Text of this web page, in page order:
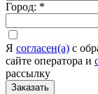
Город: *
Я согласен(а) c
сайте оператора и
рассылку
Заказать